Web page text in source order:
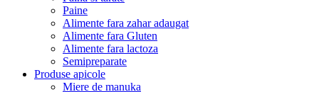
Paine
Alimente fara zahar adaugat
Alimente fara Gluten
Alimente fara lactoza
Semipreparate
Produse apicole
Miere de manuka